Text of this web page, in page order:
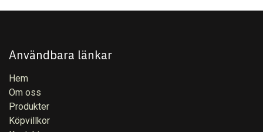
Användbara länkar
Hem
Om oss
Produkter
Köpvillkor